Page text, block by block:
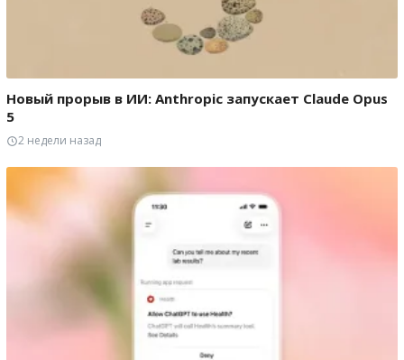
Новый прорыв в ИИ: Anthropic запускает Claude Opus
5
2 недели назад